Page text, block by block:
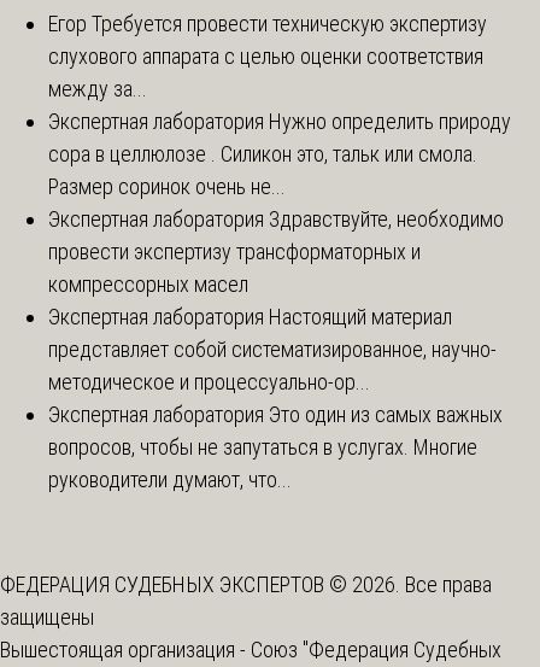
Егор Требуется провести техническую экспертизу
слухового аппарата с целью оценки соответствия
между за...
Экспертная лаборатория Нужно определить природу
сора в целлюлозе . Силикон это, тальк или смола.
Размер соринок очень не...
Экспертная лаборатория Здравствуйте, необходимо
провести экспертизу трансформаторных и
компрессорных масел
Экспертная лаборатория Настоящий материал
представляет собой систематизированное, научно-
методическое и процессуально-ор...
Экспертная лаборатория Это один из самых важных
вопросов, чтобы не запутаться в услугах. Многие
руководители думают, что...
ФЕДЕРАЦИЯ СУДЕБНЫХ ЭКСПЕРТОВ © 2026. Все права
защищены
Вышестоящая организация - Союз "Федерация Судебных